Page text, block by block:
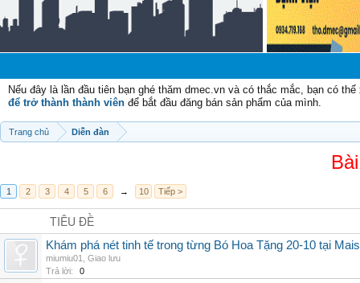
Nếu đây là lần đầu tiên bạn ghé thăm dmec.vn và có thắc mắc, bạn có
để trở thành thành viên để bắt đầu đăng bán sản phẩm của mình.
Trang chủ Diễn đàn
1 2 3 4 5 6 → 10 Tiếp >
TIÊU ĐỀ
Khám phá nét tinh tế trong từng Bó Hoa Tặng 20-10 tại
miumiu01
Giao lưu
Trả lời:
0